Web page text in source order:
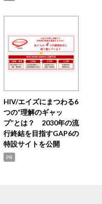
HIV/エイズにまつわる6
つの“理解のギャッ
プ”とは？ 2030年の流
行終結を目指すGAP6の
特設サイトを公開
PR